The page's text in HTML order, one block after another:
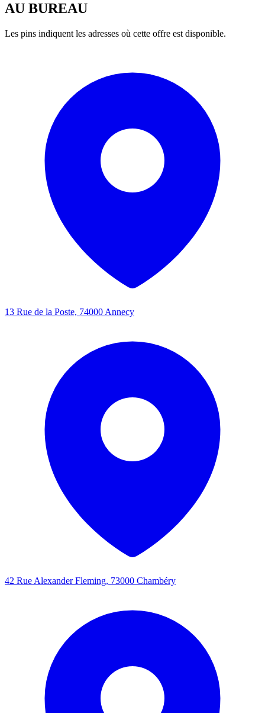
AU BUREAU
Les pins indiquent les adresses où cette offre est disponible.
13 Rue de la Poste, 74000 Annecy
42 Rue Alexander Fleming, 73000 Chambéry